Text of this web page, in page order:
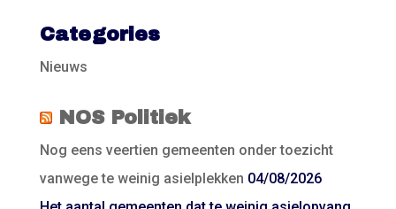
Categories
Nieuws
NOS Politiek
Nog eens veertien gemeenten onder toezicht
vanwege te weinig asielplekken 04/08/2026